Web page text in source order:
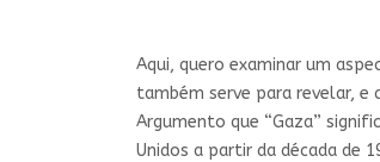
Aqui, quero examinar um
também serve para revelar,
Argumento que “Gaza”
Unidos a partir da década de